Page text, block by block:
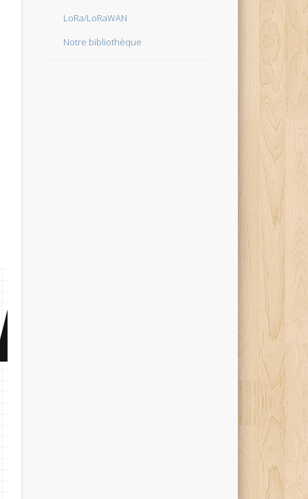
LoRa/LoRaWAN
Notre bibliothèque